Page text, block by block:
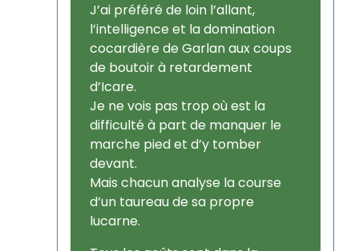
J’ai préféré de loin l’allant,
l’intelligence et la domination
cocardière de Garlan aux coups
de boutoir à retardement
d’Icare.
Je ne vois pas trop où est la
difficulté à part de manquer le
marche pied et d’y tomber
devant.
Mais chacun analyse la course
d’un taureau de sa propre
lucarne.